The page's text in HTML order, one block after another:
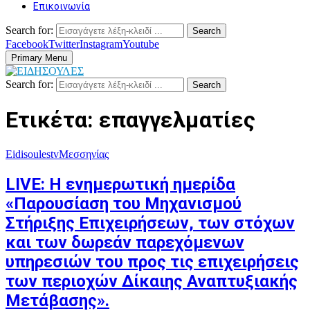
Επικοινωνία
Search for: Search
FacebookTwitterInstagramYoutube
Primary Menu
Search for: Search
Ετικέτα: επαγγελματίες
EidisoulestvΜεσσηνίας
LIVE: Η ενημερωτική ημερίδα
«Παρουσίαση του Μηχανισμού
Στήριξης Επιχειρήσεων, των στόχων
και των δωρεάν παρεχόμενων
υπηρεσιών του προς τις επιχειρήσεις
των περιοχών Δίκαιης Αναπτυξιακής
Μετάβασης».